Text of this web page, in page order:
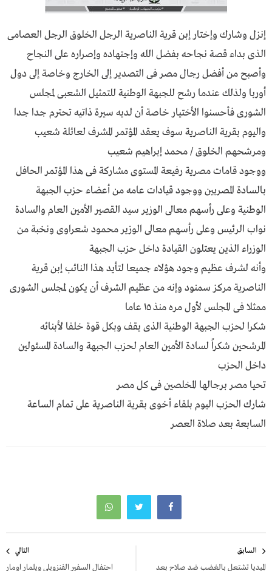
إنزل وشارك وإختار إبن قرية الناصرية الرجل الخلوق الرجل العصامى
الذى بداء قصة نجاحه بفضل الله وإجتهاده وإصراره على النجاح
وأصبح من أفضل رجال مصر فى التصدير إلى الخارج وخاصة إلى دول
أوربا ولذلك عندما رشح للجبهة الوطنية للتمثيل الشعبى لمجلس
الشورى فأحسنوا الأختيار خاصة أن لديه سيرة ذاتيه تحترم جدا جدا
واليوم بقرية الناصرية سوف يعقد المؤتمر المشرف لعائلة شعيب
ومرشحهم الخلوق / محمد إبراهيم شعيب
ووجود قامات مصرية رفيعة المستوى مشاركة فى هذا المؤتمر الحافل
بالسادة المصريين ووجود قيادات عامه من أعضاء حزب الجبهة
الوطنية وعلى رأسهم معالى الوزير سيد القصير الأمين العام والسادة
نواب الرئيس وعلى رأسهم معالى الوزير محمود شعراوى ونخبة من
الوزراء الذين يعتلون القيادة داخل حزب الجبهة
وأنه لشرف عظيم وجود هؤلاء جميعا لتأيد هذا النائب إبن قرية
الناصرية مركز سمنود وإنه من عظيم الشرف أن يكون لمجلس الشورى
ممثلا فى المجلس لأول مره منذ ١٥ عاما
شكرا لحزب الجبهة الوطنية الذى يقف وبكل قوة خلفا لأبنائه
المرشحين شكراً لسادة الأمين العام لحزب الجبهة والسادة المسئولين
داخل الحزب
تحيا مصر برجالها المخلصين فى كل مصر
شارك الحزب اليوم بلقاء أخوى بقرية الناصرية على تمام الساعة
السابعة بعد صلاة العصر
المقالات
السابق
الميديا تشتعل بالغضب ضد صلاح بعد
التالي
احتفال السفير الفنزويلي ويلمار اومار